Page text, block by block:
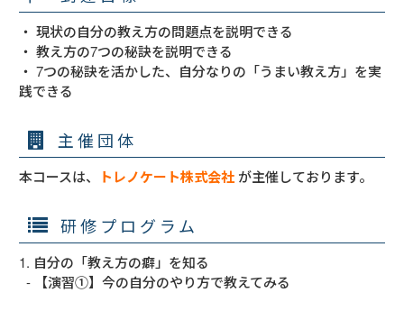
・ 現状の自分の教え方の問題点を説明できる
・ 教え方の7つの秘訣を説明できる
・ 7つの秘訣を活かした、自分なりの「うまい教え方」を実
践できる
主催団体
本コースは、 トレノケート株式会社 が主催しております。
研修プログラム
1. 自分の「教え方の癖」を知る
  - 【演習①】今の自分のやり方で教えてみる